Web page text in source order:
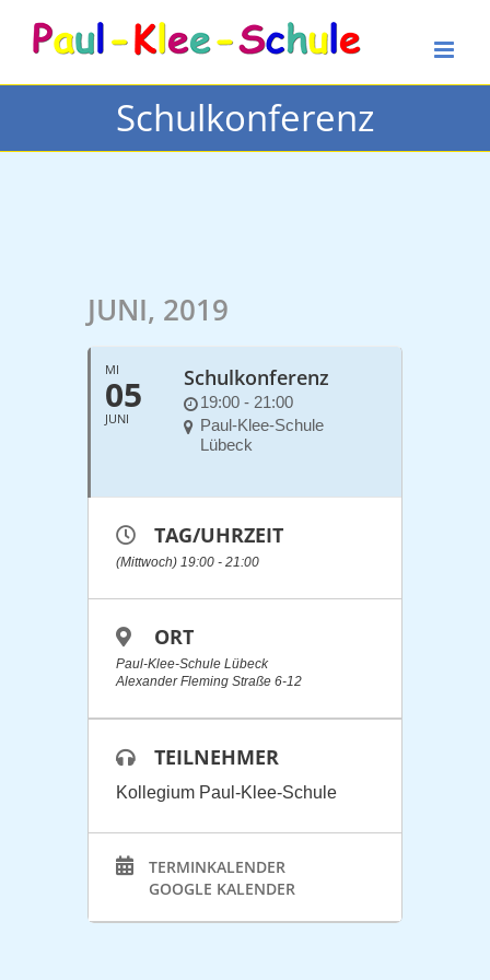
Inhalt
Schulkonferenz
JUNI, 2019
MI
05
JUNI
Schulkonferenz
19:00 - 21:00
Paul-Klee-Schule
Lübeck
TAG/UHRZEIT
(Mittwoch) 19:00 - 21:00
ORT
Paul-Klee-Schule Lübeck
Alexander Fleming Straße 6-12
TEILNEHMER
Kollegium Paul-Klee-Schule
TERMINKALENDER
GOOGLE KALENDER